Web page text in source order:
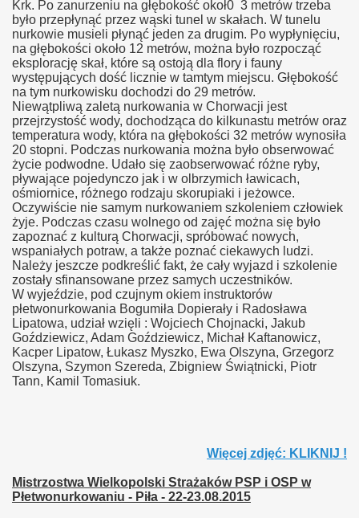
Krk. Po zanurzeniu na głębokość okoł0 3 metrów trzeba
było przepłynąć przez wąski tunel w skałach. W tunelu
nurkowie musieli płynąć jeden za drugim. Po wypłynięciu,
na głębokości około 12 metrów, można było rozpocząć
eksplorację skał, które są ostoją dla flory i fauny
występujących dość licznie w tamtym miejscu. Głębokość
na tym nurkowisku dochodzi do 29 metrów.
Niewątpliwą zaletą nurkowania w Chorwacji jest
przejrzystość wody, dochodząca do kilkunastu metrów oraz
temperatura wody, która na głębokości 32 metrów wynosiła
20 stopni. Podczas nurkowania można było obserwować
życie podwodne. Udało się zaobserwować różne ryby,
pływające pojedynczo jak i w olbrzymich ławicach,
ośmiornice, różnego rodzaju skorupiaki i jeżowce.
Oczywiście nie samym nurkowaniem szkoleniem człowiek
żyje. Podczas czasu wolnego od zajęć można się było
zapoznać z kulturą Chorwacji, spróbować nowych,
wspaniałych potraw, a także poznać ciekawych ludzi.
Należy jeszcze podkreślić fakt, że cały wyjazd i szkolenie
zostały sfinansowane przez samych uczestników.
W wyjeździe, pod czujnym okiem instruktorów
płetwonurkowania Bogumiła Dopierały i Radosława
Lipatowa, udział wzięli : Wojciech Chojnacki, Jakub
Goździewicz, Adam Goździewicz, Michał Kaftanowicz,
Kacper Lipatow, Łukasz Myszko, Ewa Olszyna, Grzegorz
Olszyna, Szymon Szereda, Zbigniew Świątnicki, Piotr
Tann, Kamil Tomasiuk.
Więcej zdjęć: KLIKNIJ !
Mistrzostwa Wielkopolski Strażaków PSP i OSP w
Płetwonurkowaniu - Piła - 22-23.08.2015